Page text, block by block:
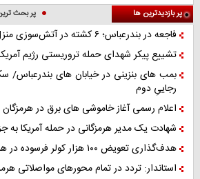
پر بازدیدترین ها پر بحث
فاجعه در بندرعباس؛ ۶ کشته در آتش‌سوزی منزل مسکونی
تشییع پیکر شهدای حمله تروریستی رژیم
بمب های بنزینی در خیابان های بندرعباس/
رجاییِ دوم
اعلام رسمی آغاز خاموشی های برق در هرمزگان
شهادت یک مدیر هرمزگانی در حمله آمریکا به
هدف‌گذاری تعویض ۱۰۰ هزار کولر فرسوده در هرمزگان
استاندار: تردد در تمام محورهای مواصلاتی